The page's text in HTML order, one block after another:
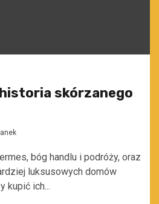
skórzanego
bóg handlu i podróży, oraz
luksusowych domów
kupić ich...